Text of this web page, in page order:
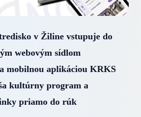
v Žiline vstupuje do
webovým sídlom
mobilnou aplikáciou KRKS
kultúrny program a
priamo do rúk